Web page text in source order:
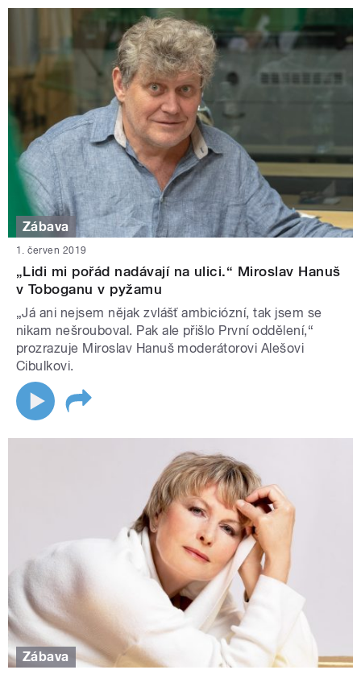
Zábava
1. červen 2019
„Lidi mi pořád nadávají na ulici.“ Miroslav Hanuš
v Toboganu v pyžamu
„Já ani nejsem nějak zvlášť ambiciózní, tak jsem se
nikam nešrouboval. Pak ale přišlo První oddělení,“
prozrazuje Miroslav Hanuš moderátorovi Alešovi
Cibulkovi.
Zábava